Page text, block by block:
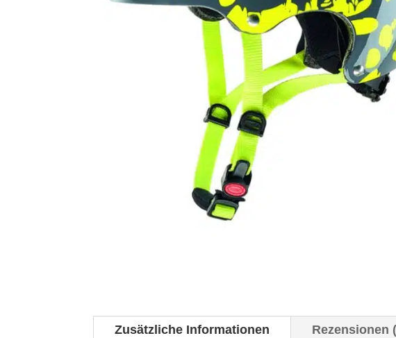
Zusätzliche Informationen Rezensionen